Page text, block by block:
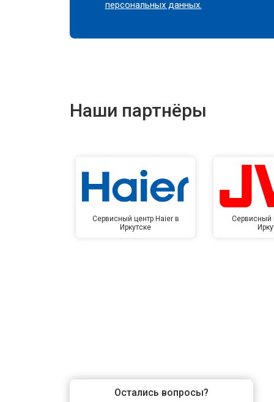
персональных данных.
Наши партнёры
Сервисный центр Haier в
Иркутске
Сервисный
Остались вопросы?